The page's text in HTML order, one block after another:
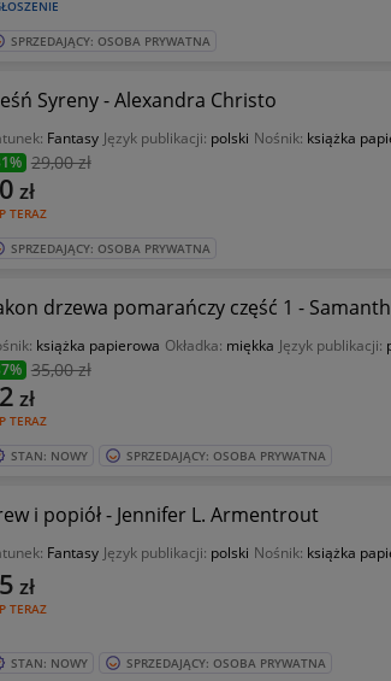
SPRZEDAJĄCY: OSOBA PRYWATNA
Syreny - Alexandra Christo
Fantasy Język publikacji: polski Nośnik: książka
29,00 zł
TERAZ
zł
SPRZEDAJĄCY: OSOBA PRYWATNA
drzewa pomarańczy część 1 -
książka papierowa Okładka: miękka Język publikacji:
35,00 zł
TERAZ
zł
STAN: NOWY SPRZEDAJĄCY: OSOBA PRYWATNA
i popiół - Jennifer L. Armentrout
Fantasy Język publikacji: polski Nośnik: książka
TERAZ
zł
STAN: NOWY SPRZEDAJĄCY: OSOBA PRYWATNA